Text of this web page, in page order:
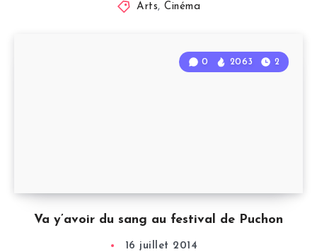
Arts,Cinéma
Va y’avoir du sang au festival de Puchon
0 2063 2
16 juillet 2014